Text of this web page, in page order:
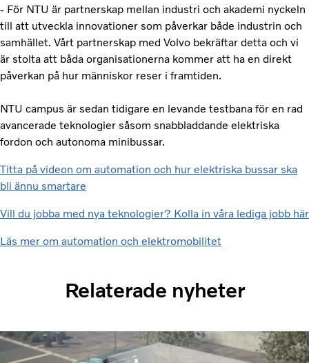
- För NTU är partnerskap mellan industri och akademi nyckeln
till att utveckla innovationer som påverkar både industrin och
samhället. Vårt partnerskap med Volvo bekräftar detta och vi
är stolta att båda organisationerna kommer att ha en direkt
påverkan på hur människor reser i framtiden.
NTU campus är sedan tidigare en levande testbana för en rad
avancerade teknologier såsom snabbladdande elektriska
fordon och autonoma minibussar.
Titta på videon om automation och hur elektriska bussar ska
bli ännu smartare
Vill du jobba med nya teknologier? Kolla in våra lediga jobb här
Läs mer om automation och elektromobilitet
Relaterade nyheter